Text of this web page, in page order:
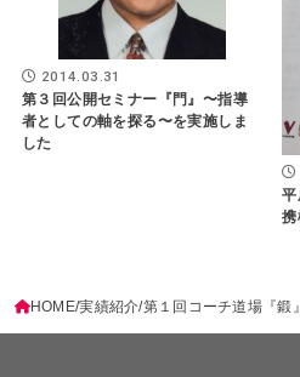
2014.03.31
第３回公開セミナー『門』〜指導
者としての軸を探る〜を実施しま
した
HOME 実績紹介 第１回コーチ道場『鍛